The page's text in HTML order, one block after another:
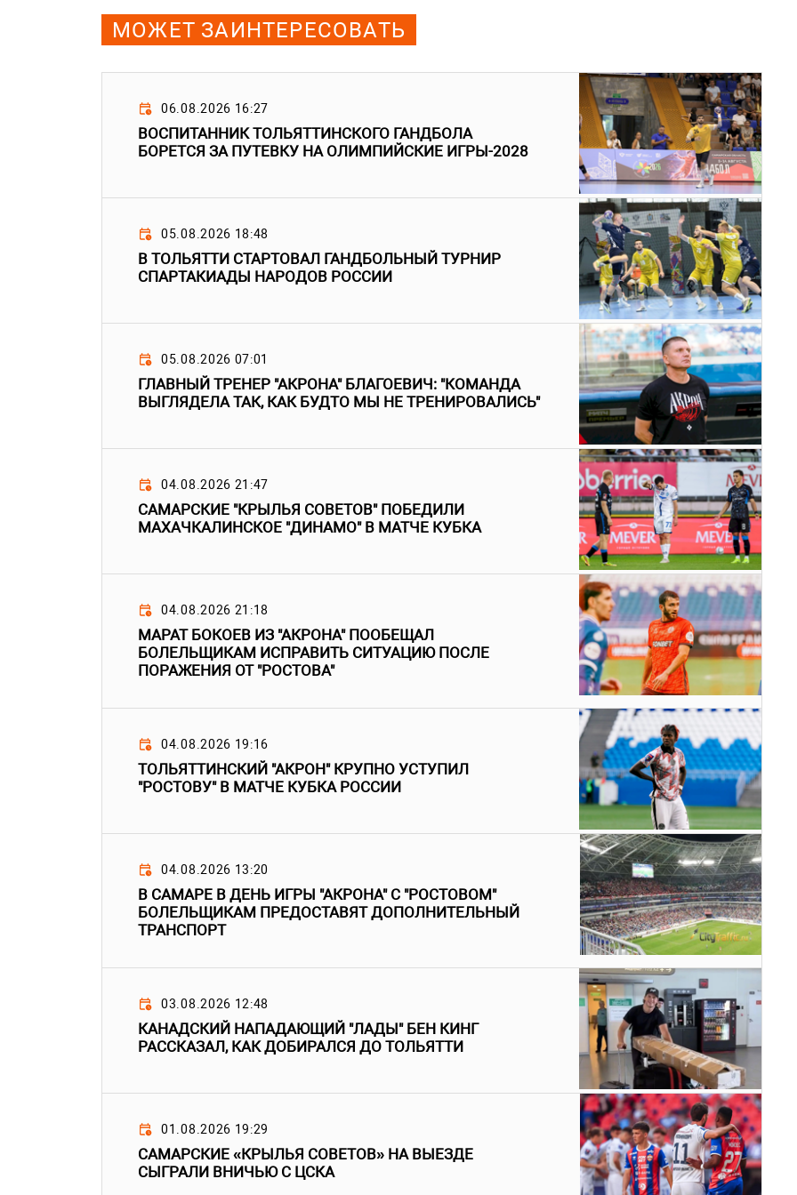
МОЖЕТ ЗАИНТЕРЕСОВАТЬ
06.08.2026 16:27
ВОСПИТАННИК ТОЛЬЯТТИНСКОГО ГАНДБОЛА
БОРЕТСЯ ЗА ПУТЕВКУ НА ОЛИМПИЙСКИЕ ИГРЫ-2028
05.08.2026 18:48
В ТОЛЬЯТТИ СТАРТОВАЛ ГАНДБОЛЬНЫЙ ТУРНИР
СПАРТАКИАДЫ НАРОДОВ РОССИИ
05.08.2026 07:01
ГЛАВНЫЙ ТРЕНЕР "АКРОНА" БЛАГОЕВИЧ: "КОМАНДА
ВЫГЛЯДЕЛА ТАК, КАК БУДТО МЫ НЕ ТРЕНИРОВАЛИСЬ"
04.08.2026 21:47
САМАРСКИЕ "КРЫЛЬЯ СОВЕТОВ" ПОБЕДИЛИ
МАХАЧКАЛИНСКОЕ "ДИНАМО" В МАТЧЕ КУБКА
04.08.2026 21:18
МАРАТ БОКОЕВ ИЗ "АКРОНА" ПООБЕЩАЛ
БОЛЕЛЬЩИКАМ ИСПРАВИТЬ СИТУАЦИЮ ПОСЛЕ
ПОРАЖЕНИЯ ОТ "РОСТОВА"
04.08.2026 19:16
ТОЛЬЯТТИНСКИЙ "АКРОН" КРУПНО УСТУПИЛ
"РОСТОВУ" В МАТЧЕ КУБКА РОССИИ
04.08.2026 13:20
В САМАРЕ В ДЕНЬ ИГРЫ "АКРОНА" С "РОСТОВОМ"
БОЛЕЛЬЩИКАМ ПРЕДОСТАВЯТ ДОПОЛНИТЕЛЬНЫЙ
ТРАНСПОРТ
03.08.2026 12:48
КАНАДСКИЙ НАПАДАЮЩИЙ "ЛАДЫ" БЕН КИНГ
РАССКАЗАЛ, КАК ДОБИРАЛСЯ ДО ТОЛЬЯТТИ
01.08.2026 19:29
САМАРСКИЕ «КРЫЛЬЯ СОВЕТОВ» НА ВЫЕЗДЕ
СЫГРАЛИ ВНИЧЬЮ С ЦСКА